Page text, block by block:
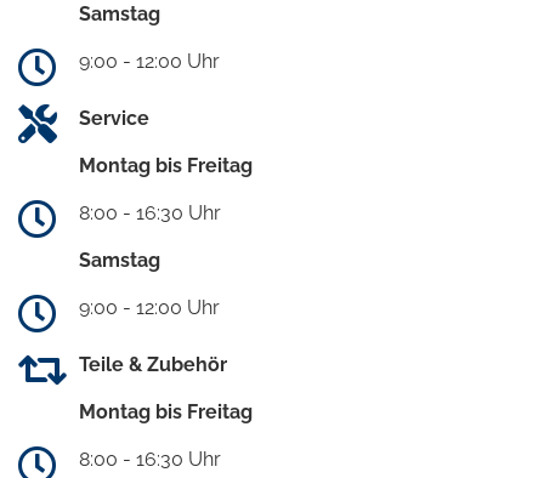
Samstag
9:00 - 12:00 Uhr
Service
Montag bis Freitag
8:00 - 16:30 Uhr
Samstag
9:00 - 12:00 Uhr
Teile & Zubehör
Montag bis Freitag
8:00 - 16:30 Uhr